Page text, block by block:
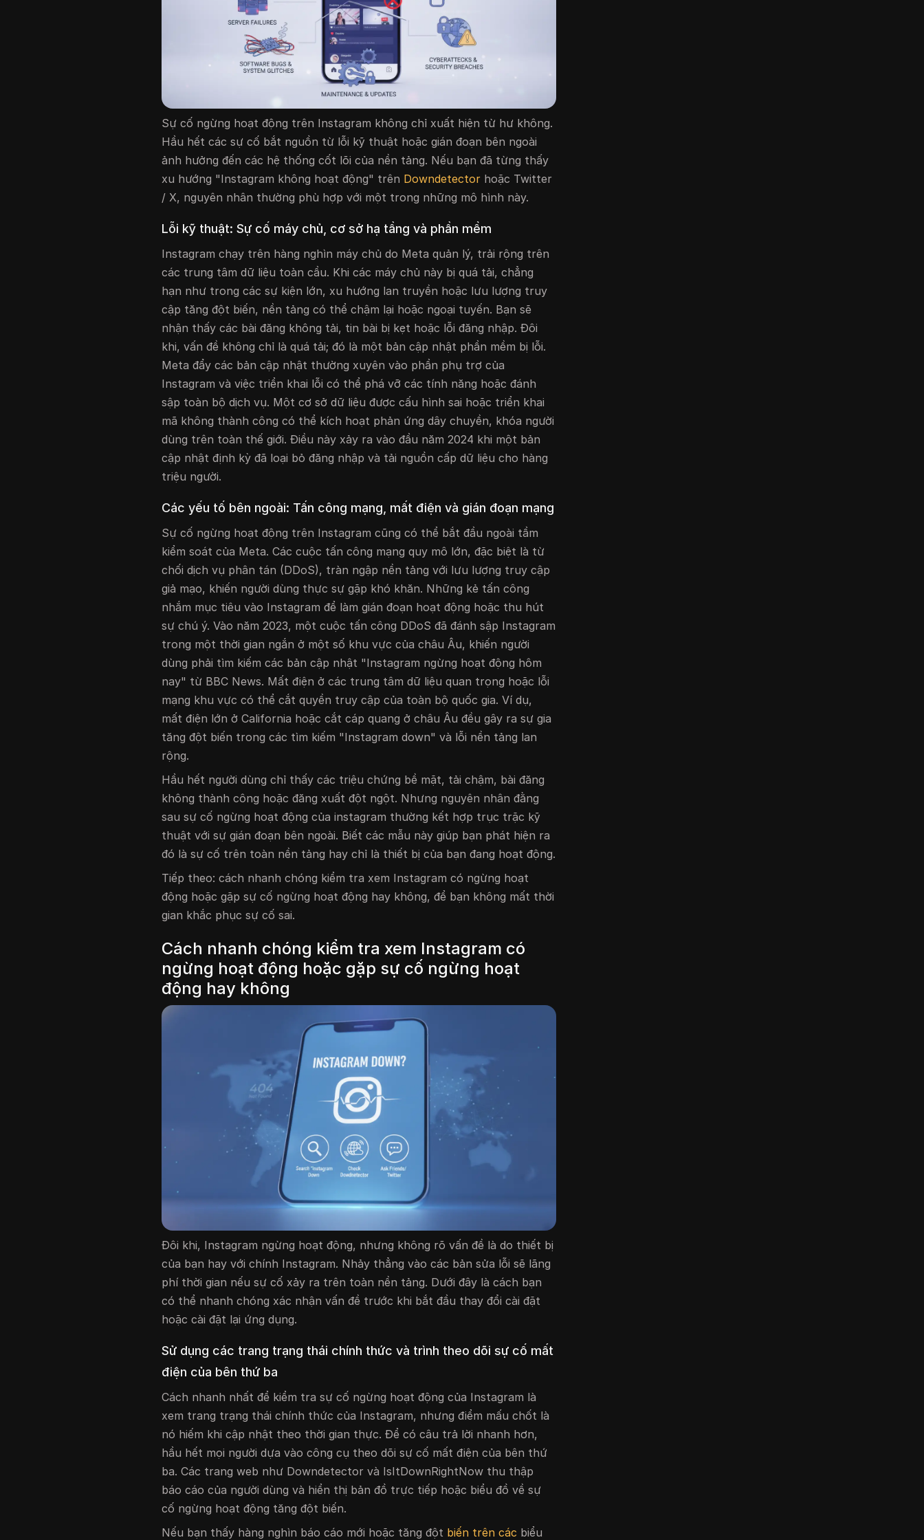
Sự cố ngừng hoạt động trên Instagram không chỉ xuất hiện từ hư không.
Hầu hết các sự cố bắt nguồn từ lỗi kỹ thuật hoặc gián đoạn bên ngoài
ảnh hưởng đến các hệ thống cốt lõi của nền tảng. Nếu bạn đã từng thấy
xu hướng "Instagram không hoạt động" trên Downdetector hoặc Twitter
/ X, nguyên nhân thường phù hợp với một trong những mô hình này.
Lỗi kỹ thuật: Sự cố máy chủ, cơ sở hạ tầng và phần mềm
Instagram chạy trên hàng nghìn máy chủ do Meta quản lý, trải rộng trên
các trung tâm dữ liệu toàn cầu. Khi các máy chủ này bị quá tải, chẳng
hạn như trong các sự kiện lớn, xu hướng lan truyền hoặc lưu lượng truy
cập tăng đột biến, nền tảng có thể chậm lại hoặc ngoại tuyến. Bạn sẽ
nhận thấy các bài đăng không tải, tin bài bị kẹt hoặc lỗi đăng nhập. Đôi
khi, vấn đề không chỉ là quá tải; đó là một bản cập nhật phần mềm bị lỗi.
Meta đẩy các bản cập nhật thường xuyên vào phần phụ trợ của
Instagram và việc triển khai lỗi có thể phá vỡ các tính năng hoặc đánh
sập toàn bộ dịch vụ. Một cơ sở dữ liệu được cấu hình sai hoặc triển khai
mã không thành công có thể kích hoạt phản ứng dây chuyền, khóa người
dùng trên toàn thế giới. Điều này xảy ra vào đầu năm 2024 khi một bản
cập nhật định kỳ đã loại bỏ đăng nhập và tải nguồn cấp dữ liệu cho hàng
triệu người.
Các yếu tố bên ngoài: Tấn công mạng, mất điện và gián đoạn mạng
Sự cố ngừng hoạt động trên Instagram cũng có thể bắt đầu ngoài tầm
kiểm soát của Meta. Các cuộc tấn công mạng quy mô lớn, đặc biệt là từ
chối dịch vụ phân tán (DDoS), tràn ngập nền tảng với lưu lượng truy cập
giả mạo, khiến người dùng thực sự gặp khó khăn. Những kẻ tấn công
nhắm mục tiêu vào Instagram để làm gián đoạn hoạt động hoặc thu hút
sự chú ý. Vào năm 2023, một cuộc tấn công DDoS đã đánh sập Instagram
trong một thời gian ngắn ở một số khu vực của châu Âu, khiến người
dùng phải tìm kiếm các bản cập nhật "Instagram ngừng hoạt động hôm
nay" từ BBC News. Mất điện ở các trung tâm dữ liệu quan trọng hoặc lỗi
mạng khu vực có thể cắt quyền truy cập của toàn bộ quốc gia. Ví dụ,
mất điện lớn ở California hoặc cắt cáp quang ở châu Âu đều gây ra sự gia
tăng đột biến trong các tìm kiếm "Instagram down" và lỗi nền tảng lan
rộng.
Hầu hết người dùng chỉ thấy các triệu chứng bề mặt, tải chậm, bài đăng
không thành công hoặc đăng xuất đột ngột. Nhưng nguyên nhân đằng
sau sự cố ngừng hoạt động của instagram thường kết hợp trục trặc kỹ
thuật với sự gián đoạn bên ngoài. Biết các mẫu này giúp bạn phát hiện ra
đó là sự cố trên toàn nền tảng hay chỉ là thiết bị của bạn đang hoạt động.
Tiếp theo: cách nhanh chóng kiểm tra xem Instagram có ngừng hoạt
động hoặc gặp sự cố ngừng hoạt động hay không, để bạn không mất thời
gian khắc phục sự cố sai.
Cách nhanh chóng kiểm tra xem Instagram có
ngừng hoạt động hoặc gặp sự cố ngừng hoạt
động hay không
Đôi khi, Instagram ngừng hoạt động, nhưng không rõ vấn đề là do thiết bị
của bạn hay với chính Instagram. Nhảy thẳng vào các bản sửa lỗi sẽ lãng
phí thời gian nếu sự cố xảy ra trên toàn nền tảng. Dưới đây là cách bạn
có thể nhanh chóng xác nhận vấn đề trước khi bắt đầu thay đổi cài đặt
hoặc cài đặt lại ứng dụng.
Sử dụng các trang trạng thái chính thức và trình theo dõi sự cố mất
điện của bên thứ ba
Cách nhanh nhất để kiểm tra sự cố ngừng hoạt động của Instagram là
xem trang trạng thái chính thức của Instagram, nhưng điểm mấu chốt là
nó hiếm khi cập nhật theo thời gian thực. Để có câu trả lời nhanh hơn,
hầu hết mọi người dựa vào công cụ theo dõi sự cố mất điện của bên thứ
ba. Các trang web như Downdetector và IsItDownRightNow thu thập
báo cáo của người dùng và hiển thị bản đồ trực tiếp hoặc biểu đồ về sự
cố ngừng hoạt động tăng đột biến.
Nếu bạn thấy hàng nghìn báo cáo mới hoặc tăng đột biến trên các biểu